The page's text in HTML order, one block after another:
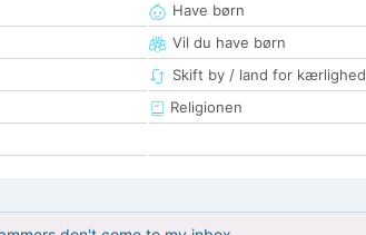
Have børn
Vil du have børn
Skift by / land for kærlighed
Religionen